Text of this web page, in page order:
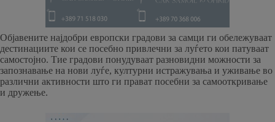
Објавените најдобри европски градови за самци ги обележуваат
дестинациите кои се посебно привлечни за луѓето кои патуваат
самостојно. Тие градови понудуваат разновидни можности за
запознавање на нови луѓе, културни истражувања и уживање во
различни активности што ги прават посебни за самооткривање
и дружење.